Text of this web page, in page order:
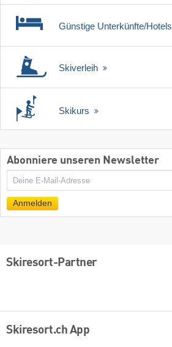
Günstige Unterkünfte/Hotels
Skiverleih
Skikurs
Abonniere unseren Newsletter
E-
Anmelden
Skiresort-Partner
Skiresort.ch App